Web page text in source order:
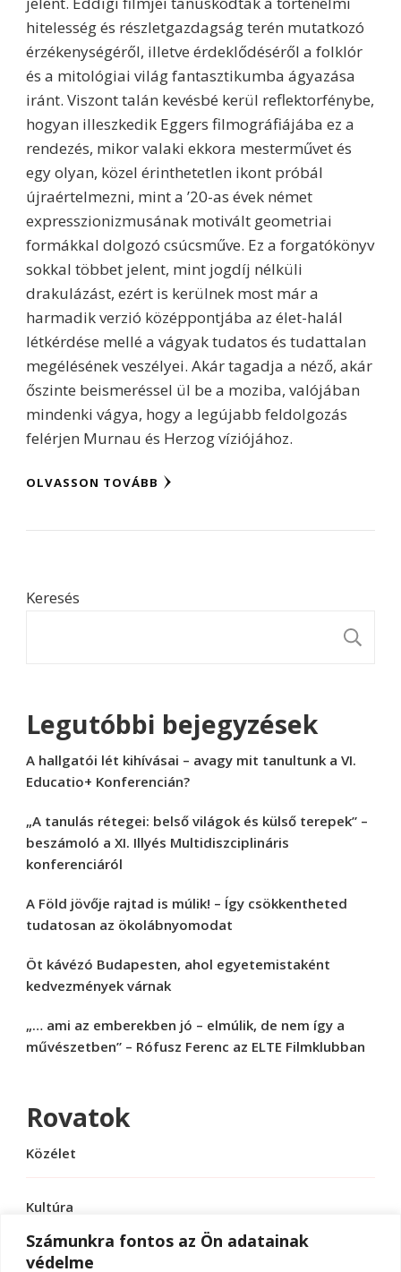
Számunkra fontos az Ön adatainak
védelme
hitelesség és részletgazdagság terén mutatkozó
érzékenységéről, illetve érdeklődéséről a folklór
és a mitológiai világ fantasztikumba ágyazása
iránt. Viszont talán kevésbé kerül reflektorfénybe,
hogyan illeszkedik Eggers filmográfiájába ez a
rendezés, mikor valaki ekkora mesterművet és
egy olyan, közel érinthetetlen ikont próbál
újraértelmezni, mint a ’20-as évek német
expresszionizmusának motivált geometriai
formákkal dolgozó csúcsműve. Ez a forgatókönyv
sokkal többet jelent, mint jogdíj nélküli
drakulázást, ezért is kerülnek most már a
harmadik verzió középpontjába az élet-halál
létkérdése mellé a vágyak tudatos és tudattalan
megélésének veszélyei. Akár tagadja a néző, akár
őszinte beismeréssel ül be a moziba, valójában
mindenki vágya, hogy a legújabb feldolgozás
felérjen Murnau és Herzog víziójához.
OLVASSON TOVÁBB
Keresés
Legutóbbi bejegyzések
A hallgatói lét kihívásai – avagy mit tanultunk a VI.
Educatio+ Konferencián?
„A tanulás rétegei: belső világok és külső terepek” –
beszámoló a XI. Illyés Multidiszciplináris
konferenciáról
A Föld jövője rajtad is múlik! – Így csökkentheted
tudatosan az ökolábnyomodat
Öt kávézó Budapesten, ahol egyetemistaként
kedvezmények várnak
„… ami az emberekben jó – elmúlik, de nem így a
művészetben” – Rófusz Ferenc az ELTE Filmklubban
Rovatok
Közélet
Kultúra
Sport